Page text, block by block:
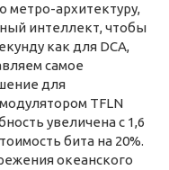
метро-архитектуру,
интеллект, чтобы
как для DCA,
самое
для
TFLN
увеличена с 1,6
бита на 20%.
океанского